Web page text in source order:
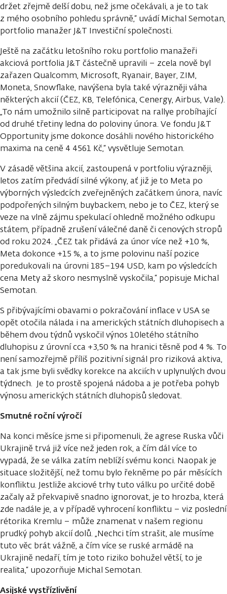
držet zřejmě delší dobu, než jsme očekávali, a je to tak
z mého osobního pohledu správně,“ uvádí Michal Semotan,
portfolio manažer J&T Investiční společnosti.
Ještě na začátku letošního roku portfolio manažeři
akciová portfolia J&T částečně upravili – zcela nově byl
zařazen Qualcomm, Microsoft, Ryanair, Bayer, ZIM,
Moneta, Snowflake, navýšena byla také výrazněji váha
některých akcií (ČEZ, KB, Telefónica, Cenergy, Airbus, Vale).
„To nám umožnilo silně participovat na rallye probíhající
od druhé třetiny ledna do poloviny února. Ve fondu J&T
Opportunity jsme dokonce dosáhli nového historického
maxima na ceně 4 4561 Kč,“ vysvětluje Semotan.
V zásadě většina akcií, zastoupená v portfoliu výrazněji,
letos zatím předvádí silné výkony, ať již je to Meta po
výborných výsledcích zveřejněných začátkem února, navíc
podpořených silným buybackem, nebo je to ČEZ, který se
veze na vlně zájmu spekulací ohledně možného odkupu
státem, případně zrušení válečné daně či cenových stropů
od roku 2024. „ČEZ tak přidává za únor více než +10 %,
Meta dokonce +15 %, a to jsme polovinu naší pozice
poredukovali na úrovni 185–194 USD, kam po výsledcích
cena Mety až skoro nesmyslně vyskočila,“ popisuje Michal
Semotan.
S přibývajícími obavami o pokračování inflace v USA se
opět otočila nálada i na amerických státních dluhopisech a
během dvou týdnů vyskočil výnos 10letého státního
dluhopisu z úrovní cca +3,50 % na hranici těsně pod 4 %. To
není samozřejmě příliš pozitivní signál pro riziková aktiva,
a tak jsme byli svědky korekce na akciích v uplynulých dvou
týdnech. Je to prostě spojená nádoba a je potřeba pohyb
výnosu amerických státních dluhopisů sledovat.
Smutné roční výročí
Na konci měsíce jsme si připomenuli, že agrese Ruska vůči
Ukrajině trvá již více než jeden rok, a čím dál více to
vypadá, že se válka zatím neblíží svému konci. Naopak je
situace složitější, než tomu bylo řekněme po pár měsících
konfliktu. Jestliže akciové trhy tuto válku po určité době
začaly až překvapivě snadno ignorovat, je to hrozba, která
zde nadále je, a v případě vyhrocení konfliktu – viz poslední
rétorika Kremlu – může znamenat v našem regionu
prudký pohyb akcií dolů. „Nechci tím strašit, ale musíme
tuto věc brát vážně, a čím více se ruské armádě na
Ukrajině nedaří, tím je toto riziko bohužel větší, to je
realita,“ upozorňuje Michal Semotan.
Asijské vystřízlivění